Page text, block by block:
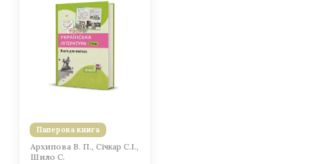
Паперова книга
Архипова В. П., Січкар С.І.,
Шило С.